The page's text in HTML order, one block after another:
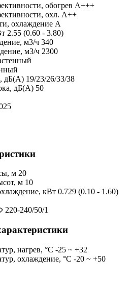
обогрев A+++
охл. A++
охлаждение A
2.55 (0.60 - 3.80)
м3/ч 340
м3/ч 2300
дБ(А) 19/23/26/33/38
дБ(А) 50
м 20
м 10
кВт 0.729 (0.10 - 1.60)
220-240/50/1
нагрев, °C -25 ~ +32
охлаждение, °C -20 ~ +50